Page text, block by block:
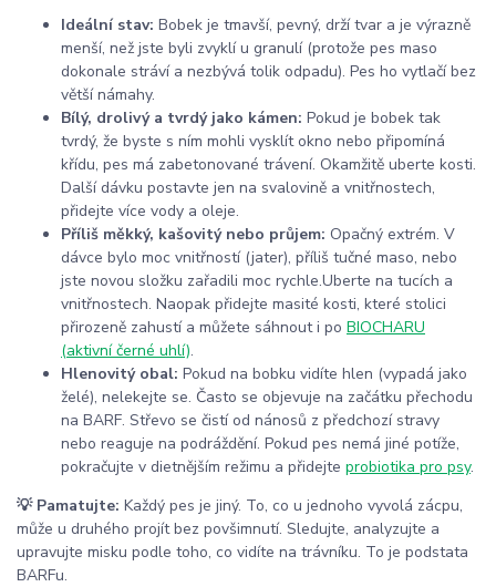
Ideální stav: Bobek je tmavší, pevný, drží tvar a je výrazně
menší, než jste byli zvyklí u granulí (protože pes maso
dokonale stráví a nezbývá tolik odpadu). Pes ho vytlačí bez
větší námahy.
Bílý, drolivý a tvrdý jako kámen: Pokud je bobek tak
tvrdý, že byste s ním mohli vysklít okno nebo připomíná
křídu, pes má zabetonované trávení. Okamžitě uberte kosti.
Další dávku postavte jen na svalovině a vnitřnostech,
přidejte více vody a oleje.
Příliš měkký, kašovitý nebo průjem: Opačný extrém. V
dávce bylo moc vnitřností (jater), příliš tučné maso, nebo
jste novou složku zařadili moc rychle.Uberte na tucích a
vnitřnostech. Naopak přidejte masité kosti, které stolici
přirozeně zahustí a můžete sáhnout i po BIOCHARU
(aktivní černé uhlí).
Hlenovitý obal: Pokud na bobku vidíte hlen (vypadá jako
želé), nelekejte se. Často se objevuje na začátku přechodu
na BARF. Střevo se čistí od nánosů z předchozí stravy
nebo reaguje na podráždění. Pokud pes nemá jiné potíže,
pokračujte v dietnějším režimu a přidejte probiotika pro psy.
💡 Pamatujte: Každý pes je jiný. To, co u jednoho vyvolá zácpu,
může u druhého projít bez povšimnutí. Sledujte, analyzujte a
upravujte misku podle toho, co vidíte na trávníku. To je podstata
BARFu.